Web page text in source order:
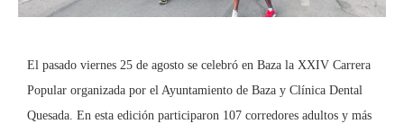
El pasado viernes 25 de agosto se celebró en Baza la XXIV Carrera
Popular organizada por el Ayuntamiento de Baza y Clínica Dental
Quesada. En esta edición participaron 107 corredores adultos y más